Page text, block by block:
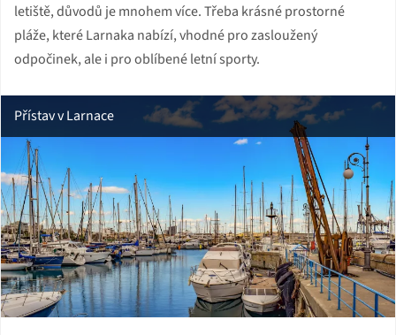
letiště, důvodů je mnohem více. Třeba krásné prostorné
pláže, které Larnaka nabízí, vhodné pro zasloužený
odpočinek, ale i pro oblíbené letní sporty.
Přístav v Larnace